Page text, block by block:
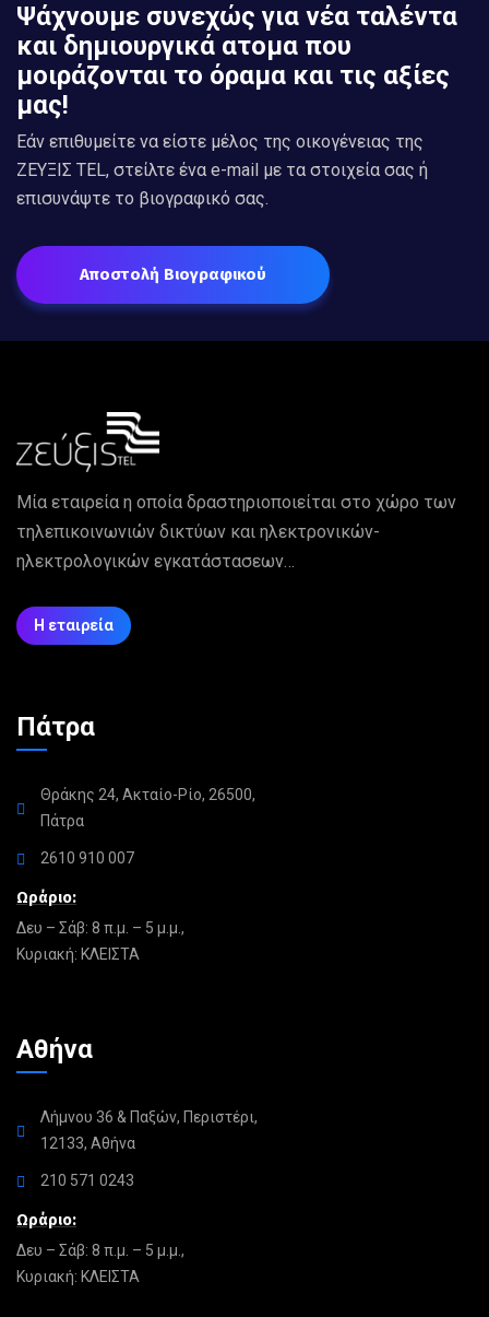
Ψάχνουμε συνεχώς για νέα ταλέντα
και δημιουργικά ατομα που
μοιράζονται το όραμα και τις αξίες
μας!
Εάν επιθυμείτε να είστε μέλος της οικογένειας της
ZΕΥΞΙΣ TEL, στείλτε ένα e-mail με τα στοιχεία σας ή
επισυνάψτε το βιογραφικό σας.
Αποστολή Βιογραφικού
Μία εταιρεία η οποία δραστηριοποιείται στο χώρο των
τηλεπικοινωνιών δικτύων και ηλεκτρονικών-
ηλεκτρολογικών εγκατάστασεων…
Η εταιρεία
Πάτρα
Θράκης 24, Ακταίο-Ρίο, 26500,
Πάτρα
2610 910 007
Ωράριο:
Δευ – Σάβ: 8 π.μ. – 5 μ.μ.,
Κυριακή: ΚΛΕΙΣΤΑ
Αθήνα
Λήμνου 36 & Παξών, Περιστέρι,
12133, Αθήνα
210 571 0243
Ωράριο:
Δευ – Σάβ: 8 π.μ. – 5 μ.μ.,
Κυριακή: ΚΛΕΙΣΤΑ